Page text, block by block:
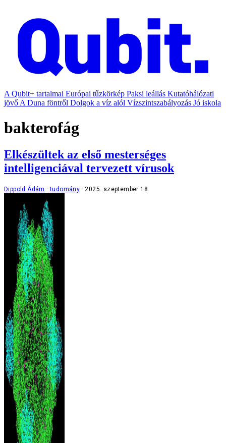
A Qubit+ tartalmai Európai tűzkörkép Paksi leállás Kutatóhálózati
jövő A Duna föntről Dolgok a víz alól Vízszintszabályozás Jó iskola
bakterofág
Elkészültek az első mesterséges
intelligenciával tervezett vírusok
Dippold Ádám tudomány 2025. szeptember 18.